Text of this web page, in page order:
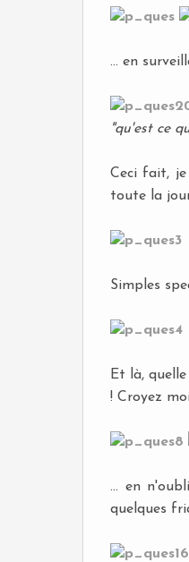
... en
"qu'est ce
Ceci fait,
toute la
Simples
Et là,
! Croyez
... en
quelques